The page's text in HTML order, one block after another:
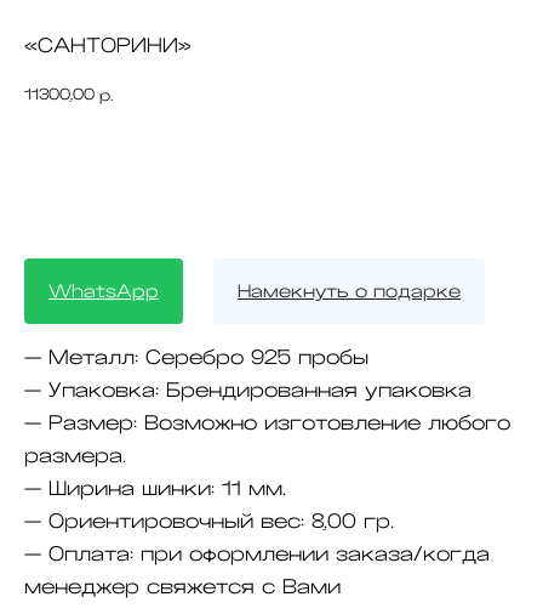
«САНТОРИНИ»
11300,00 р.
WhatsApp Намекнуть о подарке
— Металл: Серебро 925 пробы
— Упаковка: Брендированная упаковка
— Размер: Возможно изготовление любого
размера.
— Ширина шинки: 11 мм.
— Ориентировочный вес: 8,00 гр.
— Оплата: при оформлении заказа/когда
менеджер свяжется с Вами